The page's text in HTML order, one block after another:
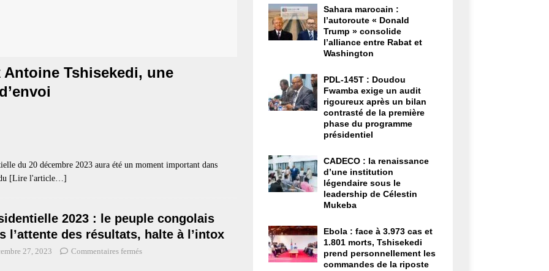
Tshisekedi, une
du 20 décembre 2023 aura été un moment important dans
[Lire l'article…]
2023 : le peuple congolais
l’attente des résultats, halte à l’intox
27, 2023 Commentaires fermés
Sahara marocain :
l’autoroute « Donald
Trump » consolide
l’alliance entre Rabat et
Washington
PDL-145T : Doudou
Fwamba exige un audit
rigoureux après un bilan
contrasté de la première
phase du programme
présidentiel
CADECO : la renaissance
d’une institution
légendaire sous le
leadership de Célestin
Mukeba
Ebola : face à 3.973 cas et
1.801 morts, Tshisekedi
prend personnellement les
commandes de la riposte